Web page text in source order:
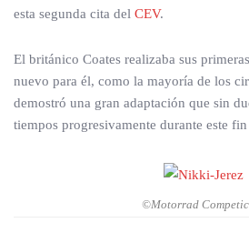
esta segunda cita del CEV.
El británico Coates realizaba sus
nuevo para él, como la mayoría de los
demostró una gran adaptación que sin
tiempos progresivamente durante este fin
©Motorrad